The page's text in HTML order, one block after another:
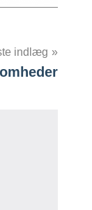
indlæg